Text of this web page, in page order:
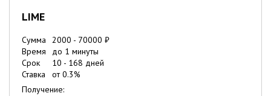
LIME
Сумма 2000 - 70000 ₽
Время
до 1 минуты
Срок
10 - 168 дней
Ставка
от0.3%
Получение: